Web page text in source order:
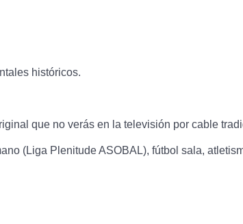
históricos.
que no verás en la televisión por cable
(Liga Plenitude ASOBAL), fútbol sala,